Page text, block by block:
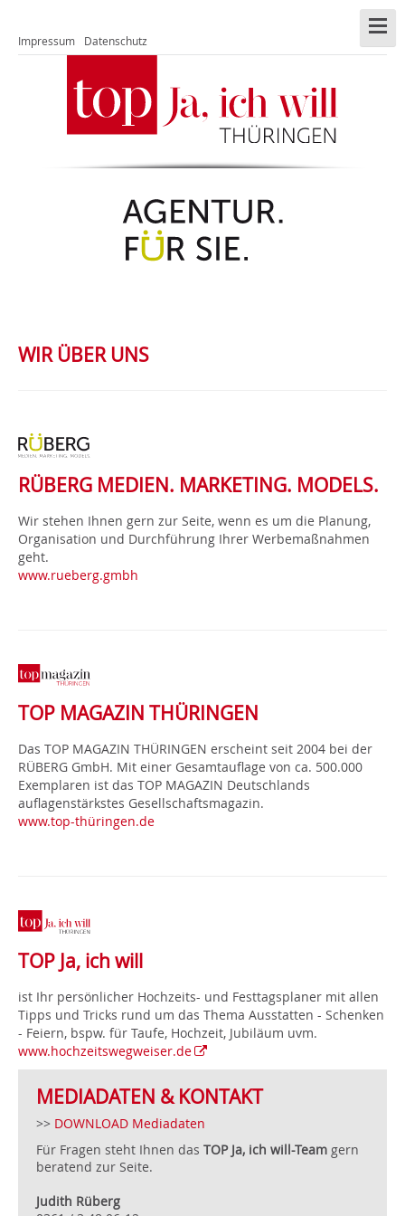
Impressum Datenschutz
WIR ÜBER UNS
RÜBERG MEDIEN. MARKETING. MODELS.
Wir stehen Ihnen gern zur Seite, wenn es um die Planung,
Organisation und Durchführung Ihrer Werbemaßnahmen
geht.
www.rueberg.gmbh
TOP MAGAZIN THÜRINGEN
Das TOP MAGAZIN THÜRINGEN erscheint seit 2004 bei der
RÜBERG GmbH. Mit einer Gesamtauflage von ca. 500.000
Exemplaren ist das TOP MAGAZIN Deutschlands
auflagenstärkstes Gesellschaftsmagazin.
www.top-thüringen.de
TOP Ja, ich will
ist Ihr persönlicher Hochzeits- und Festtagsplaner mit allen
Tipps und Tricks rund um das Thema Ausstatten - Schenken
- Feiern, bspw. für Taufe, Hochzeit, Jubiläum uvm.
www.hochzeitswegweiser.de
MEDIADATEN & KONTAKT
>> DOWNLOAD Mediadaten
Für Fragen steht Ihnen das TOP Ja, ich will-Team gern
beratend zur Seite.
Judith Rüberg